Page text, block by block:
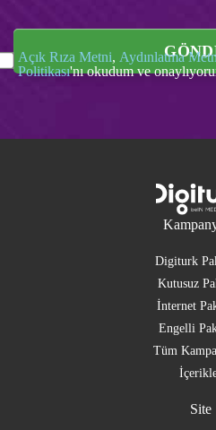
Açık Rıza Metni, Aydınlatma
Politikası'nı okudum ve
Digiturk
Kutusuz
İnternet
Engelli
Tüm
Site